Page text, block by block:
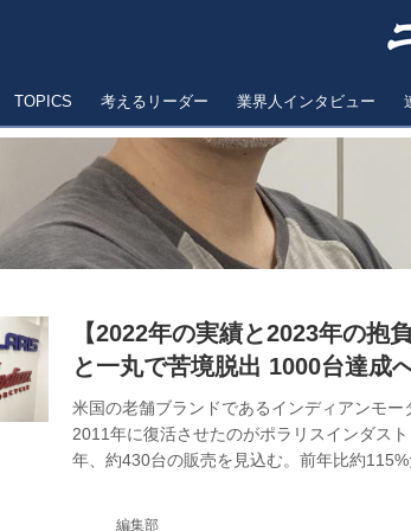
TOPICS 考えるリーダー 業界人インタビュー
【2022年の実績と2023年の抱
と一丸で苦境脱出 1000台達成
を深める
米国の老舗ブランドであるインディアンモー
2011年に復活させたのがポラリスインダス
年、約430台の販売を見込む。前年比約115%
編集部